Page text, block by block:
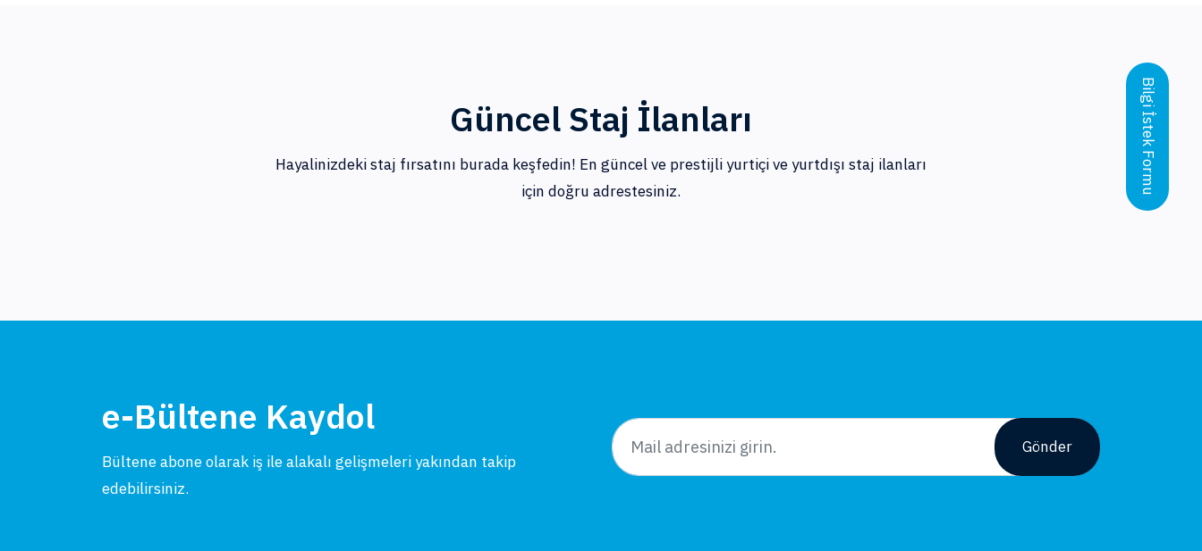
Güncel Staj İlanları
Hayalinizdeki staj fırsatını burada keşfedin! En güncel ve prestijli yurtiçi ve yurtdışı staj ilanları
için doğru adrestesiniz.
e-Bültene Kaydol
Bültene abone olarak iş ile alakalı gelişmeleri yakından takip
edebilirsiniz.
Gönder
Bilgi İstek Formu